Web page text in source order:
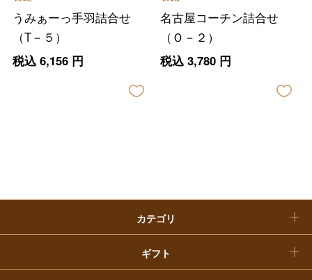
うみぁーっ手羽詰合せ
（T－５）
税込 6,156円
名古屋コーチン詰合せ
（Ｏ－２）
税込 3,780円
カテゴリ
ホーム＆インテリア
ベビー＆キッズ
ギフト
結婚内祝い
お香典返し
父の日
お中元
敬老の日
福袋